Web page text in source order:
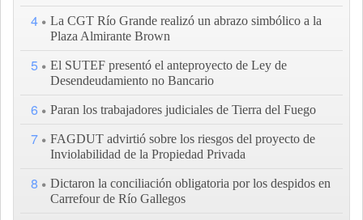
4
La CGT Río Grande realizó un abrazo simbólico a la
Plaza Almirante Brown
5
El SUTEF presentó el anteproyecto de Ley de
Desendeudamiento no Bancario
6 Paran los trabajadores judiciales de Tierra del Fuego
7
FAGDUT advirtió sobre los riesgos del proyecto de
Inviolabilidad de la Propiedad Privada
8
Dictaron la conciliación obligatoria por los despidos en
Carrefour de Río Gallegos